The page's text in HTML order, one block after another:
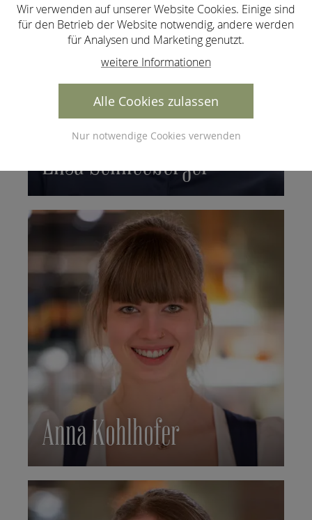
Elisa Schneeberger
Anna Kohlhofer
Wir verwenden auf unserer Website Cookies. Einige sind
für den Betrieb der Website notwendig, andere werden
für Analysen und Marketing genutzt.
weitere Informationen
Alle Cookies zulassen
Nur notwendige Cookies verwenden